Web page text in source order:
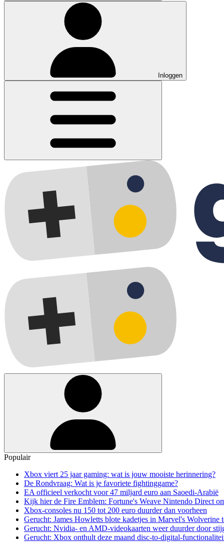
Inloggen
Populair
Xbox viert 25 jaar gaming: wat is jouw mooiste herinnering?
De Rondvraag: Wat is je favoriete fightinggame?
EA officieel verkocht voor 47 miljard euro aan Saoedi-Arabië
Kijk hier de Fire Emblem: Fortune's Weave Nintendo Direct
Xbox-consoles nu 150 tot 200 euro duurder dan voorheen
Gerucht: James Howletts blote kadetjes in Marvel's Wolverine
Gerucht: Nvidia- en AMD-videokaarten weer duurder door
Gerucht: Xbox onthult deze maand disc-to-digital-